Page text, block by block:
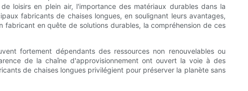
loisirs en plein air, l'importance des matériaux durables dans la
fabricants de chaises longues, en soulignant leurs avantages,
fabricant en quête de solutions durables, la compréhension de ces
fortement dépendants des ressources non renouvelables ou
de la chaîne d'approvisionnement ont ouvert la voie à des
de chaises longues privilégient pour préserver la planète sans